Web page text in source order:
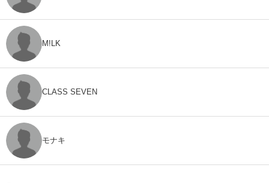
M!LK
CLASS SEVEN
モナキ